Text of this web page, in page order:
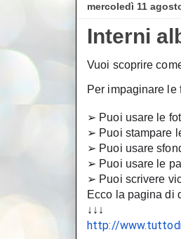
mercoledì 11
Interni
Vuoi scoprire
Per impaginare le
➢ Puoi usare le
➢ Puoi stampare
➢ Puoi usare
➢ Puoi usare le
➢ Puoi scrivere
Ecco la pagina di
↓↓↓
http://